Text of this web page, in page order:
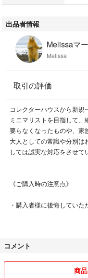
遊ぶたびに新しい発見があ
●子どもだけでなく、大人
プルな形状だからこそ、年
ゃんおばあちゃんも一緒に
●厳選された天然木を使用
#積み木
#ほぞ組み
#おもちゃ
#誕生日プレゼント
出品者情報
Melissaマ
Melissa
取引の評価
コレクターハウスから新規
ミニマリストを目指して、
要らなくなったものや、家
大人としての常識や分別
しては誠実な対応をさせて
《ご購入時の注意点》
・購入者様に後悔してい
ままを記載します。商品
・値下げ交渉はコメントで
・取り置きはしておりませ
コメント
商